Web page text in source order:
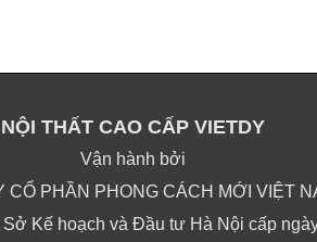
NỘI THẤT CAO CẤP VIETDY
Vận hành bởi
CỔ PHẦN PHONG CÁCH MỚI VIỆT
Kế hoạch và Đầu tư Hà Nội cấp